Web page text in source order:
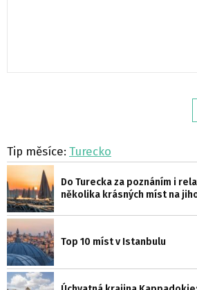
Tip měsíce: Turecko
Do Turecka za poznáním i
několika krásných míst na
Top 10 míst v Istanbulu